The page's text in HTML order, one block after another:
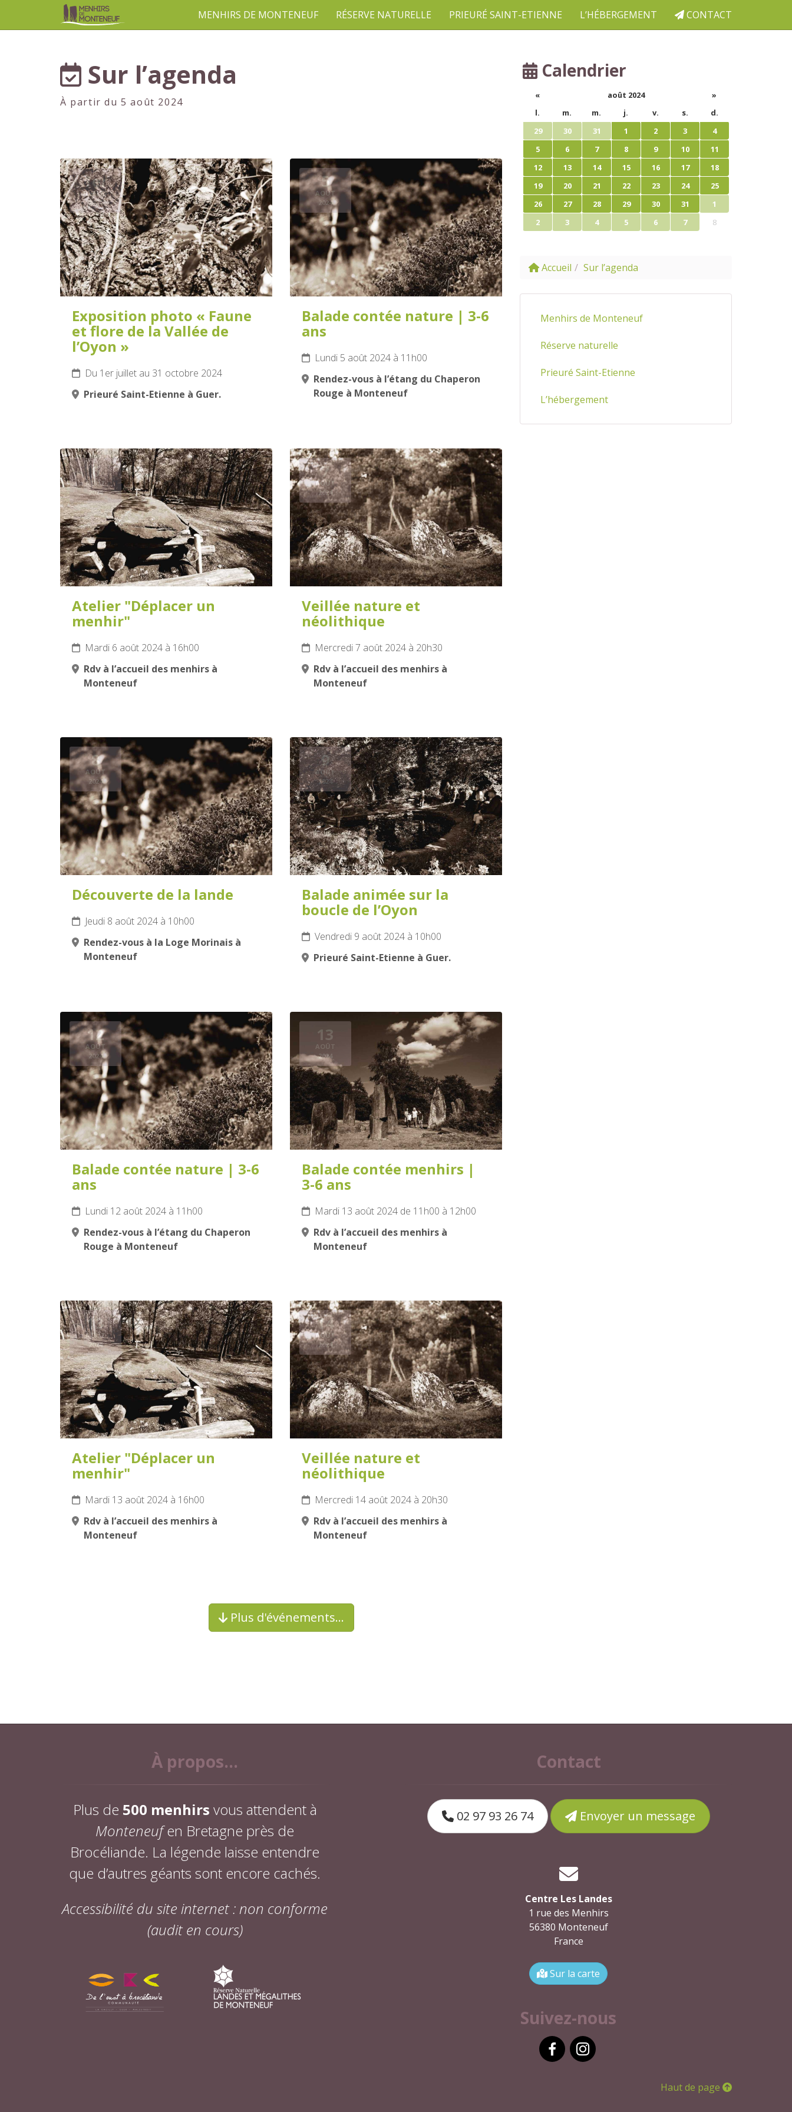
MENHIRS DE MONTENEUF RÉSERVE NATURELLE PRIEURÉ SAINT-ETIENNE L’HÉBERGEMENT CONTACT
Sur l’agenda
À partir du 5 août 2024
1er
JUILLET
2024
Exposition photo « Faune
et flore de la Vallée de
l’Oyon »
Du 1er juillet au 31 octobre 2024
Prieuré Saint-Etienne à Guer.
5
AOÛT
2024
Balade contée nature | 3-6
ans
Lundi 5 août 2024 à 11h00
Rendez-vous à l’étang du Chaperon
Rouge à Monteneuf
6
AOÛT
2024
Atelier "Déplacer un
menhir"
Mardi 6 août 2024 à 16h00
Rdv à l’accueil des menhirs à
Monteneuf
7
AOÛT
2024
Veillée nature et
néolithique
Mercredi 7 août 2024 à 20h30
Rdv à l’accueil des menhirs à
Monteneuf
8
AOÛT
2024
Découverte de la lande
Jeudi 8 août 2024 à 10h00
Rendez-vous à la Loge Morinais à
Monteneuf
9
AOÛT
2024
Balade animée sur la
boucle de l’Oyon
Vendredi 9 août 2024 à 10h00
Prieuré Saint-Etienne à Guer.
12
AOÛT
2024
Balade contée nature | 3-6
ans
Lundi 12 août 2024 à 11h00
Rendez-vous à l’étang du Chaperon
Rouge à Monteneuf
13
AOÛT
2024
Balade contée menhirs |
3-6 ans
Mardi 13 août 2024 de 11h00 à 12h00
Rdv à l’accueil des menhirs à
Monteneuf
13
AOÛT
2024
Atelier "Déplacer un
menhir"
Mardi 13 août 2024 à 16h00
Rdv à l’accueil des menhirs à
Monteneuf
14
AOÛT
2024
Veillée nature et
néolithique
Mercredi 14 août 2024 à 20h30
Rdv à l’accueil des menhirs à
Monteneuf
Plus d'événements…
Calendrier
« août 2024
»
l.
m. m. j. v. s.
d.
29
30 31 1 2 3
4
5
6 7 8 9 10
11
12
13 14 15 16 17
18
19
20 21 22 23 24
25
26
27 28 29 30 31
1
2
3 4 5 6 7 8
Accueil Sur l’agenda
Menhirs de Monteneuf
Réserve naturelle
Prieuré Saint-Etienne
L’hébergement
À propos...
Plus de 500 menhirs vous attendent à
Monteneufen Bretagne près de
Brocéliande. La légende laisse entendre
que d’autres géants sont encore cachés.
Accessibilité du site internet : non conforme
(audit en cours)
Contact
02 97 93 26 74 Envoyer un message
Centre Les Landes
1 rue des Menhirs
56380 Monteneuf
France
Sur la carte
Suivez-nous
Haut de page